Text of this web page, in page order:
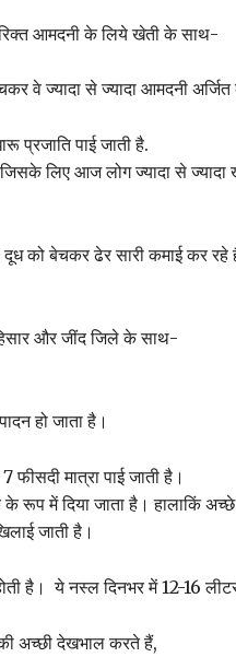
आमदनी के लिये खेती के साथ-
वे ज्यादा से ज्यादा आमदनी
प्रजाति पाई जाती है.
लिए आज लोग ज्यादा से
को बेचकर ढेर सारी कमाई कर
और जींद जिले के साथ-
हो जाता है।
मात्रा पाई जाती है।
रूप में दिया जाता है। हालाकिं
जाती है।
है। ये नस्ल दिनभर में 12-16
अच्छी देखभाल करते हैं,